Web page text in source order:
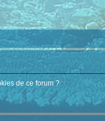
de ce forum ?